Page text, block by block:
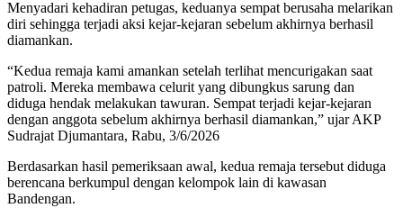
Menyadari kehadiran petugas, keduanya sempat berusaha melarikan
diri sehingga terjadi aksi kejar-kejaran sebelum akhirnya berhasil
diamankan.
“Kedua remaja kami amankan setelah terlihat mencurigakan saat
patroli. Mereka membawa celurit yang dibungkus sarung dan
diduga hendak melakukan tawuran. Sempat terjadi kejar-kejaran
dengan anggota sebelum akhirnya berhasil diamankan,” ujar AKP
Sudrajat Djumantara, Rabu, 3/6/2026
Berdasarkan hasil pemeriksaan awal, kedua remaja tersebut diduga
berencana berkumpul dengan kelompok lain di kawasan
Bandengan.